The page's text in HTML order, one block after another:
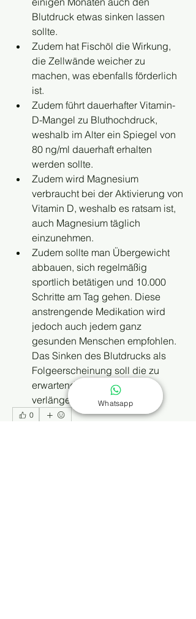
Blutdruck etwas sinken lassen
sollte.
Zudem hat Fischöl die Wirkung,
die Zellwände weicher zu
machen, was ebenfalls förderlich
ist.
Zudem führt dauerhafter Vitamin-
D-Mangel zu Bluthochdruck,
weshalb im Alter ein Spiegel von
80 ng/ml dauerhaft erhalten
werden sollte.
Zudem wird Magnesium
verbraucht bei der Aktivierung von
Vitamin D, weshalb es ratsam ist,
auch Magnesium täglich
einzunehmen.
Zudem sollte man Übergewicht
abbauen, sich regelmäßig
sportlich betätigen und 10.000
Schritte am Tag gehen. Diese
anstrengende Medikation wird
jedoch auch jedem ganz
gesunden Menschen empfohlen.
Das Sinken des Blutdrucks als
Folgeerscheinung soll die zu
erwartende Lebensspanne
verlängern.
0
Whatsapp